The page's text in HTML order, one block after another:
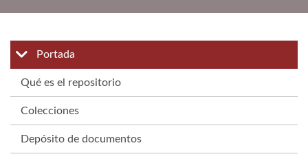
Portada
Qué es el repositorio
Colecciones
Depósito de documentos